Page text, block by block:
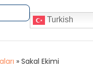
Turkish
»Sakal Ekimi